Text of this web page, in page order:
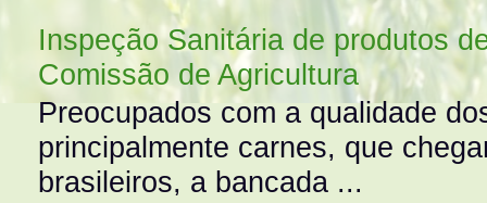
Inspeção Sanitária de produtos
Comissão de Agricultura
Preocupados com a qualidade
principalmente carnes, que
brasileiros, a bancada ...